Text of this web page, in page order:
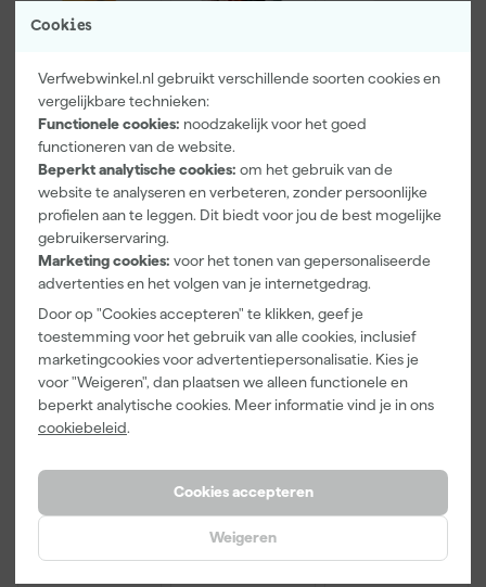
Cookies
Verfwebwinkel.nl gebruikt verschillende soorten cookies en
vergelijkbare technieken:
Functionele cookies: noodzakelijk voor het goed
functioneren van de website.
Beperkt analytische cookies: om het gebruik van de
website te analyseren en verbeteren, zonder persoonlijke
profielen aan te leggen. Dit biedt voor jou de best mogelijke
gebruikerservaring.
Marketing cookies: voor het tonen van gepersonaliseerde
advertenties en het volgen van je internetgedrag.
Door op "Cookies accepteren" te klikken, geef je
toestemming voor het gebruik van alle cookies, inclusief
marketingcookies voor advertentiepersonalisatie. Kies je
voor "Weigeren", dan plaatsen we alleen functionele en
beperkt analytische cookies. Meer informatie vind je in ons
cookiebeleid.
Cookies accepteren
Weigeren
Paintura
Lucamax
Washi tape -
50mx24mm
Morgen
bezorgd
3,99
incl. BTW
Farrow & Ball
F&B
Kleurenwaaie
r
Morgen
22,00
incl. BTW
And Go
Verfemmer -
18cm Roller -
Inzetemmers
en deksel
Morgen
10,99
incl. BTW